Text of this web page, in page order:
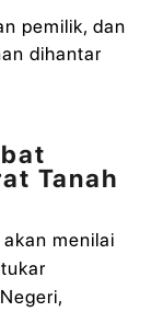
pemilik, dan
dihantar
Tanah
menilai